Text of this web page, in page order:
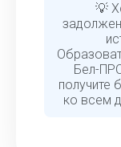
💡
Бел-
получите
ко всем